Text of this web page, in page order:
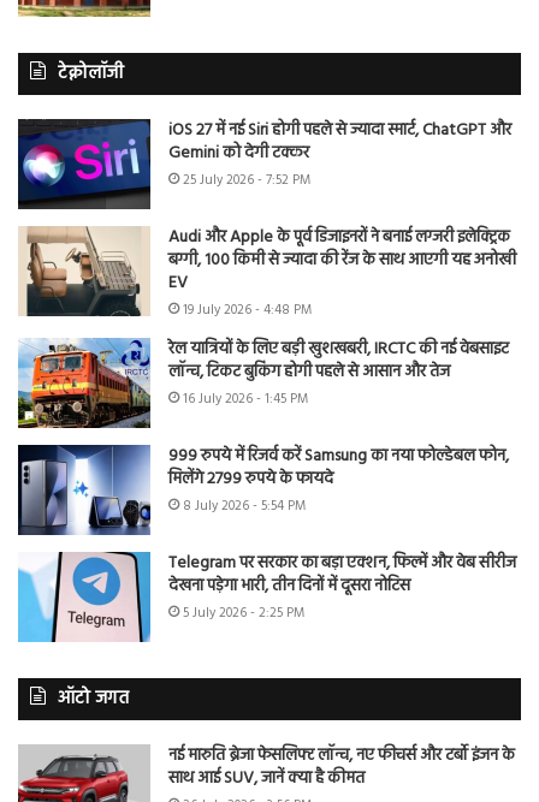
टेक्नोलॉजी
iOS 27 में नई Siri होगी पहले से ज्यादा स्मार्ट, ChatGPT और
Gemini को देगी टक्कर
25 July 2026 - 7:52 PM
Audi और Apple के पूर्व डिजाइनरों ने बनाई लग्जरी इलेक्ट्रिक
बग्गी, 100 किमी से ज्यादा की रेंज के साथ आएगी यह अनोखी
EV
19 July 2026 - 4:48 PM
रेल यात्रियों के लिए बड़ी खुशखबरी, IRCTC की नई वेबसाइट
लॉन्च, टिकट बुकिंग होगी पहले से आसान और तेज
16 July 2026 - 1:45 PM
999 रुपये में रिजर्व करें Samsung का नया फोल्डेबल फोन,
मिलेंगे 2799 रुपये के फायदे
8 July 2026 - 5:54 PM
Telegram पर सरकार का बड़ा एक्शन, फिल्में और वेब सीरीज
देखना पड़ेगा भारी, तीन दिनों में दूसरा नोटिस
5 July 2026 - 2:25 PM
ऑटो जगत
नई मारुति ब्रेजा फेसलिफ्ट लॉन्च, नए फीचर्स और टर्बो इंजन के
साथ आई SUV, जानें क्या है कीमत